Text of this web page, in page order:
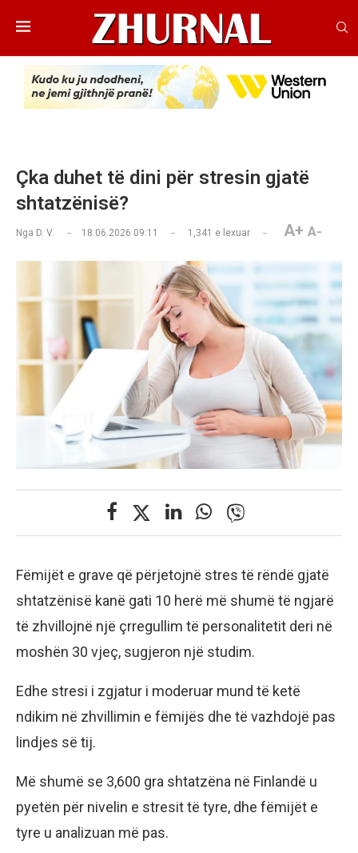
Çka duhet të dini për stresin gjatë
shtatzënisë?
Nga D. V. 18.06.2026 09:11 1,341 e lexuar A+ A-
Fëmijët e grave që përjetojnë stres të rëndë gjatë
shtatzënisë kanë gati 10 herë më shumë të ngjarë
të zhvillojnë një çrregullim të personalitetit deri në
moshën 30 vjeç, sugjeron një studim.
Edhe stresi i zgjatur i moderuar mund të ketë
ndikim në zhvillimin e fëmijës dhe të vazhdojë pas
lindjes së tij.
Më shumë se 3,600 gra shtatzëna në Finlandë u
pyetën për nivelin e stresit të tyre, dhe fëmijët e
tyre u analizuan më pas.